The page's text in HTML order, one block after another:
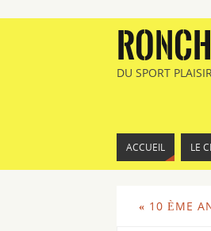
DU SPORT
ACCUEIL LE
« 10 ÈME